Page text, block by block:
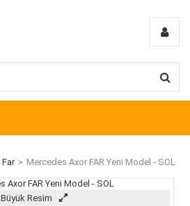
Far > Mercedes Axor FAR Yeni Model - SOL
Büyük Resim